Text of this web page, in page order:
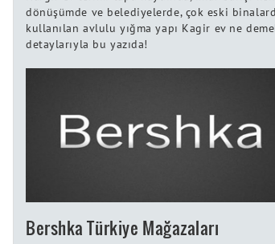
dönüşümde ve belediyelerde, çok eski
kullanılan avlulu yığma yapı Kagir ev ne
detaylarıyla bu yazıda!
Bershka Türkiye Mağazaları